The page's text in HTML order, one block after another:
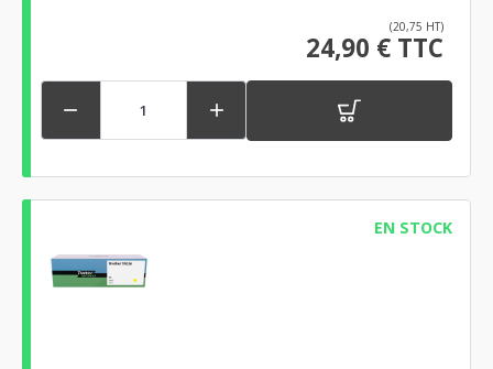
(20,75 HT)
24,90 € TTC
 
EN STOCK